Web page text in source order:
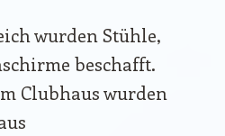
wurden Stühle,
beschafft.
Clubhaus wurden